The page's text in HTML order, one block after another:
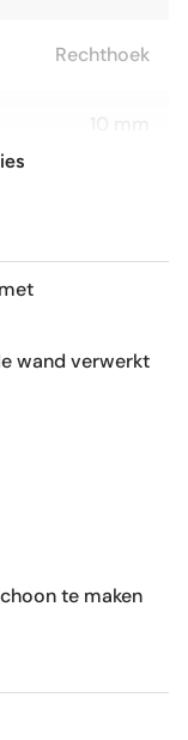
Rechthoek
R10
Nee
wand verwerkt
te maken